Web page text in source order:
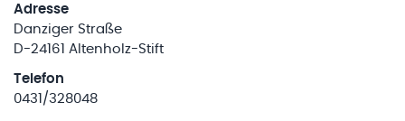
Adresse
Danziger Straße
D-24161 Altenholz-Stift
Telefon
0431/328048